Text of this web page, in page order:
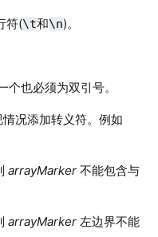
符(\t和\n)。
也必须为双引号。
情况添加转义符。例如
arrayMarker 不能包含与
arrayMarker左边界不能